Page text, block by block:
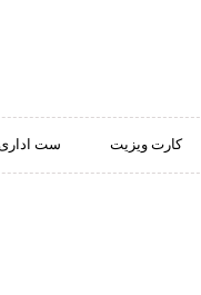
کارت ویزیت ست